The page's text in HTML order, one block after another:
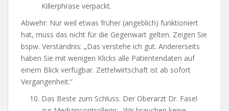
Killerphrase verpackt.
Abwehr: Nur weil etwas früher (angeblich) funktioniert
hat, muss das nicht für die Gegenwart gelten. Zeigen Sie
bspw. Verständnis: „Das verstehe ich gut. Andererseits
haben Sie mit wenigen Klicks alle Patientendaten auf
einem Blick verfügbar. Zettelwirtschaft ist ab sofort
Vergangenheit.“
Das Beste zum Schluss. Der Oberarzt Dr. Fasel